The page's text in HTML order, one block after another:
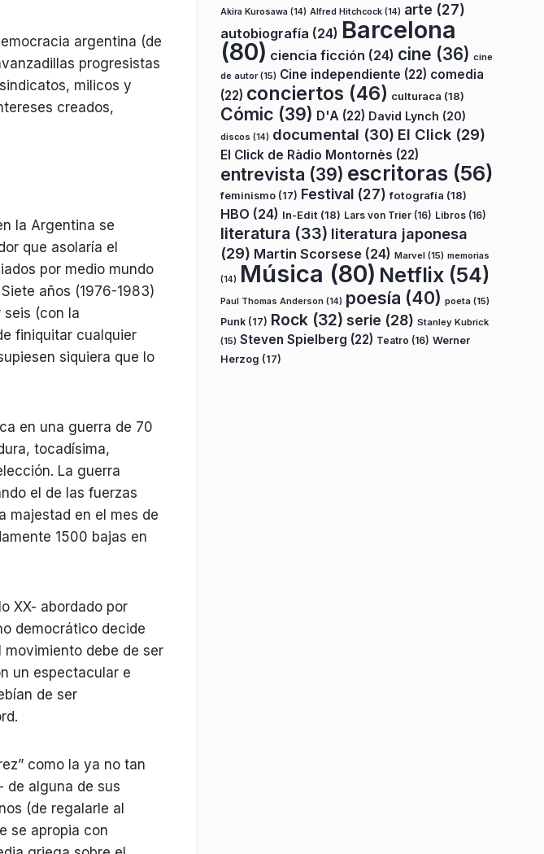
argentina (de
progresistas
milicos y
creados,
la Argentina se
que asolaría el
por medio mundo
años (1976-1983)
seis (con la
finiquitar cualquier
siquiera que lo
en una guerra de 70
tocadísima,
La guerra
el de las fuerzas
majestad en el mes de
1500 bajas en
XX- abordado por
democrático decide
movimiento debe de ser
un espectacular e
de ser
como la ya no tan
de alguna de sus
(de regalarle al
se apropia con
Akira Kurosawa (14) Alfred Hitchcock (14) arte (27)
autobiografía (24) Barcelona
(80) ciencia ficción (24) cine (36) cine
de autor(15) Cine independiente (22) comedia
(22) conciertos (46) culturaca (18)
Cómic (39) D'A (22) David Lynch (20)
discos (14) documental (30) El Click (29)
El Click de Ràdio Montornès (22)
entrevista (39) escritoras (56)
feminismo (17) Festival (27) fotografía (18)
HBO (24) In-Edit (18) Lars von Trier (16) Libros (16)
literatura (33) literatura japonesa
(29) Martin Scorsese (24) Marvel (15) memorias
(14) Música (80) Netflix (54)
Paul Thomas Anderson (14) poesía (40) poeta (15)
Punk (17) Rock (32) serie (28) Stanley Kubrick
(15) Steven Spielberg (22) Teatro (16) Werner
Herzog (17)